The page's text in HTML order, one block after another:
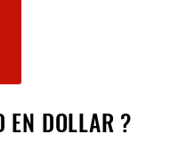
EN DOLLAR ?